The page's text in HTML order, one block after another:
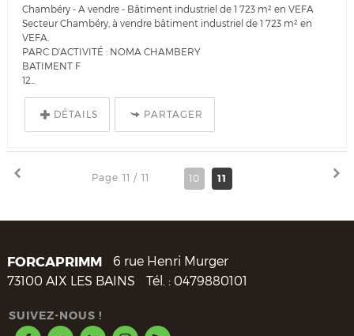
Chambéry - A vendre - Bâtiment industriel de 1 723 m² en VEFA
Secteur Chambéry, à vendre bâtiment industriel de 1 723 m² en
VEFA.
PARC D’ACTIVITÉ : NOMA CHAMBERY
BATIMENT F
12...
DÉTAILS PARTAGER
Page 11 / 11 10 11
FORCAPRIMM
6 rue Henri Murger
73100 AIX LES BAINS Tél. : 0479880101
SUIVEZ-NOUS !